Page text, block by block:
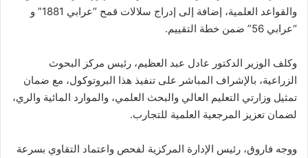
والقواعد العلمية، إضافة إلى إدراج سلالات قمح “عرابي 1881” و
“عرابي 56” ضمن خطة التقييم.
وكلف الوزير الدكتور عادل عبد العظيم، رئيس مركز البحوث
الزراعية، بالإشراف المباشر على تنفيذ هذا البروتوكول، مع ضمان
تمثيل وزارتي التعليم العالي والبحث العلمي، والموارد المائية والري،
لضمان تعزيز المرجعية العلمية للتجارب.
ووجه فاروق، رئيس الإدارة المركزية لفحص واعتماد التقاوي بسرعة